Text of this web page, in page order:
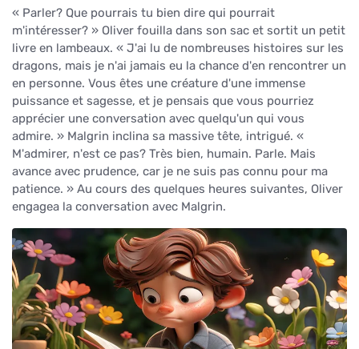
« Parler? Que pourrais tu bien dire qui pourrait
m'intéresser? » Oliver fouilla dans son sac et sortit un petit
livre en lambeaux. « J'ai lu de nombreuses histoires sur les
dragons, mais je n'ai jamais eu la chance d'en rencontrer un
en personne. Vous êtes une créature d'une immense
puissance et sagesse, et je pensais que vous pourriez
apprécier une conversation avec quelqu'un qui vous
admire. » Malgrin inclina sa massive tête, intrigué. «
M'admirer, n'est ce pas? Très bien, humain. Parle. Mais
avance avec prudence, car je ne suis pas connu pour ma
patience. » Au cours des quelques heures suivantes, Oliver
engagea la conversation avec Malgrin.